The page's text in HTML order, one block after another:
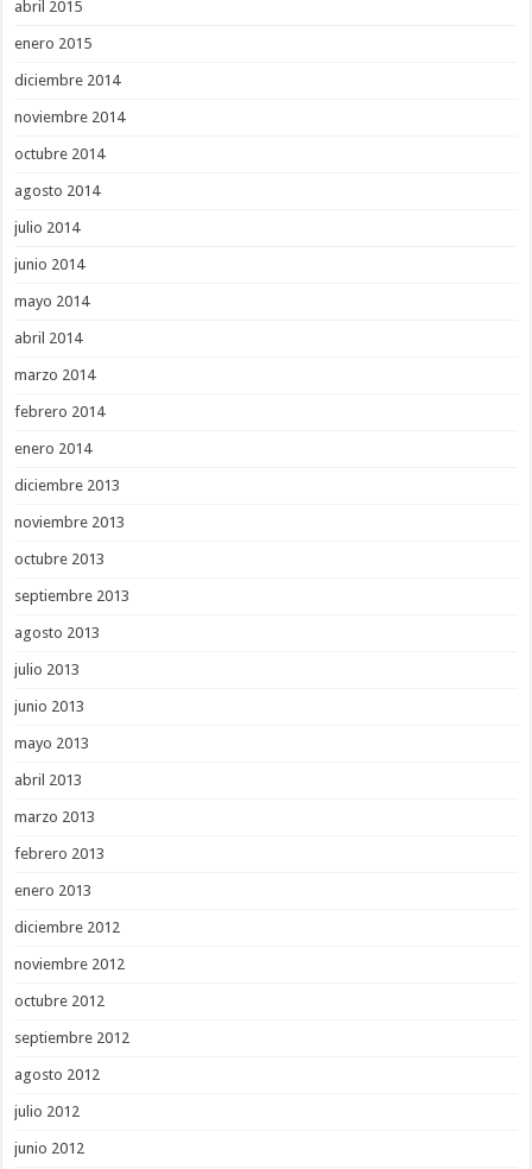
abril 2015
enero 2015
diciembre 2014
noviembre 2014
octubre 2014
agosto 2014
julio 2014
junio 2014
mayo 2014
abril 2014
marzo 2014
febrero 2014
enero 2014
diciembre 2013
noviembre 2013
octubre 2013
septiembre 2013
agosto 2013
julio 2013
junio 2013
mayo 2013
abril 2013
marzo 2013
febrero 2013
enero 2013
diciembre 2012
noviembre 2012
octubre 2012
septiembre 2012
agosto 2012
julio 2012
junio 2012